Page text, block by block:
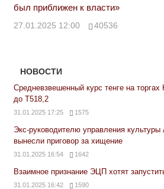
был приближен к власти»
27.01.2025 12:00 40536
НОВОСТИ
Средневзвешенный курс тенге на
до Т518,2
31.01.2025 17:25 1575
Экс-руководителю управления
вынесли приговор за хищение
31.01.2025 16:54 1642
Взаимное признание ЭЦП хотят
31.01.2025 16:42 1590